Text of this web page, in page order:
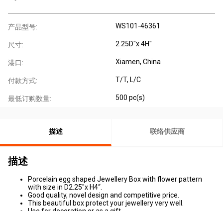
产品型号: WS101-46361
尺寸: 2.25D"x 4H''
港口: Xiamen, China
付款方式: T/T, L/C
最低订购数量: 500 pc(s)
描述 联络供应商
描述
Porcelain egg shaped Jewellery Box with flower pattern
with size in D2.25"x H4“.
Good quality, novel design and competitive price.
This beautiful box protect your jewellery very well.